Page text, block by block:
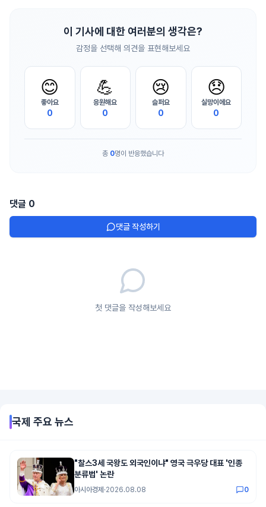
이 기사에 대한 여러분의 생각은?
감정을 선택해 의견을 표현해보세요
😊
좋아요
0
💪
응원해요
0
😢
슬퍼요
0
😞
실망이에요
0
총 0명이 반응했습니다
댓글 0
댓글 작성하기
첫 댓글을 작성해보세요
국제 주요 뉴스
"찰스3세 국왕도 외국인이냐" 영국 극우당 대표 '인종
분류법' 논란
아시아경제 ·2026.08.08 0